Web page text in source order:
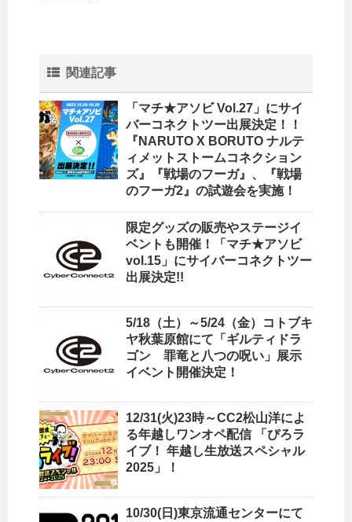
関連記事
「マチ★アソビ Vol.27」にサイ
バーコネクトツー出展決定！！
『NARUTO X BORUTO ナルテ
ィメットストームコネクション
ズ』『戦場のフーガ』、『戦場
のフーガ2』の試遊会を実施！
限定グッズの販売やステージイ
ベントも開催！「マチ★アソビ
vol.15」にサイバーコネクトツー
出展決定!!
5/18（土）～5/24（金）コトブキ
ヤ秋葉原館にて「ギルティドラ
ゴン 罪竜と八つの呪い」展示
イベント開催決定！
12/31(火)23時～CC2松山洋によ
る年越しワンオペ配信 「ぴろラ
イブ！ 年越し生放送スペシャル
2025」！
10/30(日)東京流通センターにて